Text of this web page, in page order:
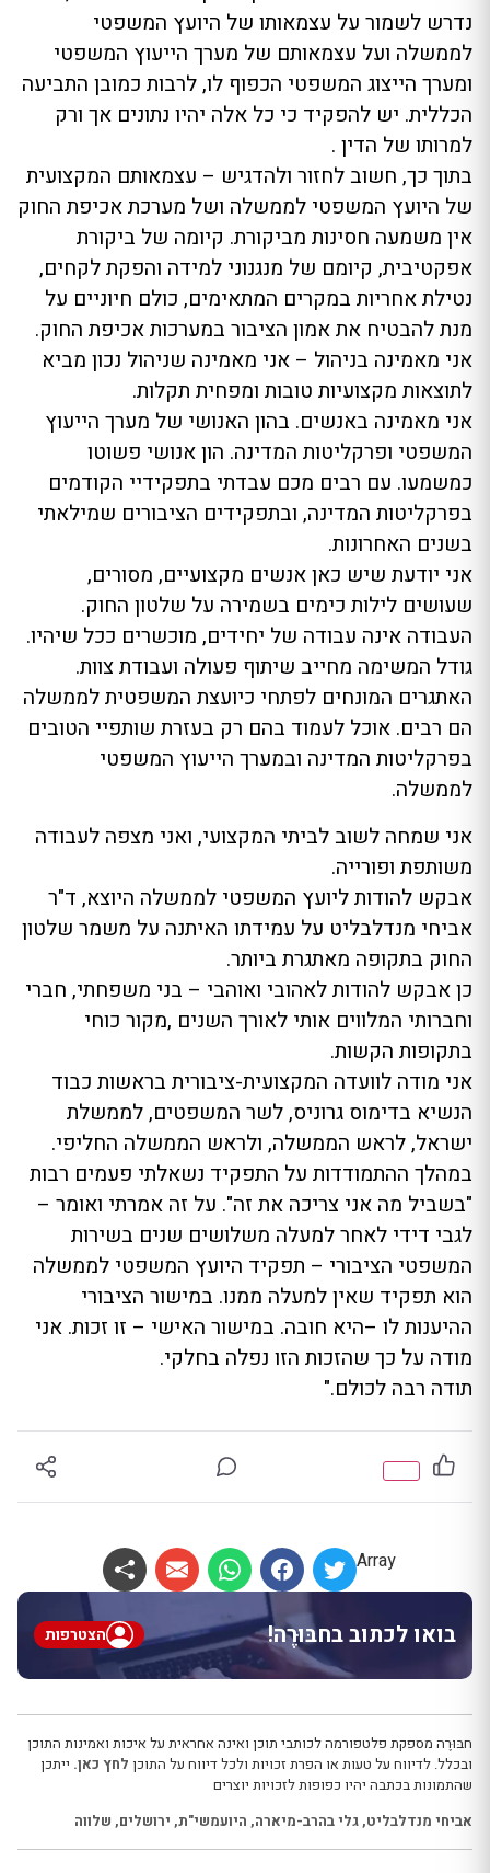
נדרש לשמור על עצמאותו של היועץ המשפטי
לממשלה ועל עצמאותם של מערך הייעוץ המשפטי
ומערך הייצוג המשפטי הכפוף לו, לרבות כמובן התביעה
הכללית. יש להפקיד כי כל אלה יהיו נתונים אך ורק
למרותו של הדין .
בתוך כך, חשוב לחזור ולהדגיש – עצמאותם המקצועית
של היועץ המשפטי לממשלה ושל מערכת אכיפת החוק
אין משמעה חסינות מביקורת. קיומה של ביקורת
אפקטיבית, קיומם של מנגנוני למידה והפקת לקחים,
נטילת אחריות במקרים המתאימים, כולם חיוניים על
מנת להבטיח את אמון הציבור במערכות אכיפת החוק.
אני מאמינה בניהול – אני מאמינה שניהול נכון מביא
לתוצאות מקצועיות טובות ומפחית תקלות.
אני מאמינה באנשים. בהון האנושי של מערך הייעוץ
המשפטי ופרקליטות המדינה. הון אנושי פשוטו
כמשמעו. עם רבים מכם עבדתי בתפקידיי הקודמים
בפרקליטות המדינה, ובתפקידים הציבורים שמילאתי
בשנים האחרונות.
אני יודעת שיש כאן אנשים מקצועיים, מסורים,
שעושים לילות כימים בשמירה על שלטון החוק.
העבודה אינה עבודה של יחידים, מוכשרים ככל שיהיו.
גודל המשימה מחייב שיתוף פעולה ועבודת צוות.
האתגרים המונחים לפתחי כיועצת המשפטית לממשלה
הם רבים. אוכל לעמוד בהם רק בעזרת שותפיי הטובים
בפרקליטות המדינה ובמערך הייעוץ המשפטי
לממשלה.
אני שמחה לשוב לביתי המקצועי, ואני מצפה לעבודה
משותפת ופורייה.
אבקש להודות ליועץ המשפטי לממשלה היוצא, ד"ר
אביחי מנדלבליט על עמידתו האיתנה על משמר שלטון
החוק בתקופה מאתגרת ביותר.
כן אבקש להודות לאהובי ואוהבי – בני משפחתי, חברי
וחברותי המלווים אותי לאורך השנים ,מקור כוחי
בתקופות הקשות.
אני מודה לוועדה המקצועית-ציבורית בראשות כבוד
הנשיא בדימוס גרוניס, לשר המשפטים, לממשלת
ישראל, לראש הממשלה, ולראש הממשלה החליפי.
במהלך ההתמודדות על התפקיד נשאלתי פעמים רבות
"בשביל מה אני צריכה את זה". על זה אמרתי ואומר –
לגבי דידי לאחר למעלה משלושים שנים בשירות
המשפטי הציבורי – תפקיד היועץ המשפטי לממשלה
הוא תפקיד שאין למעלה ממנו. במישור הציבורי
ההיענות לו –היא חובה. במישור האישי – זו זכות. אני
מודה על כך שהזכות הזו נפלה בחלקי.
תודה רבה לכולם."
Array
בואו לכתוב בחבּוּרֶה! הצטרפות
חבּוּרֶה מספקת פלטפורמה לכותבי תוכן ואינה אחראית על איכות ואמינות התוכן
ובכלל. לדיווח על טעות או הפרת זכויות ולכל דיווח על התוכן לחץ כאן. ייתכן
שהתמונות בכתבה יהיו כפופות לזכויות יוצרים
אביחי מנדלבליט,גלי בהרב-מיארה, היועמשי"ת, ירושלים, שלווה